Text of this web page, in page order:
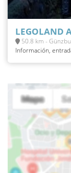
LEGOLAND
50.8 km -
Información,